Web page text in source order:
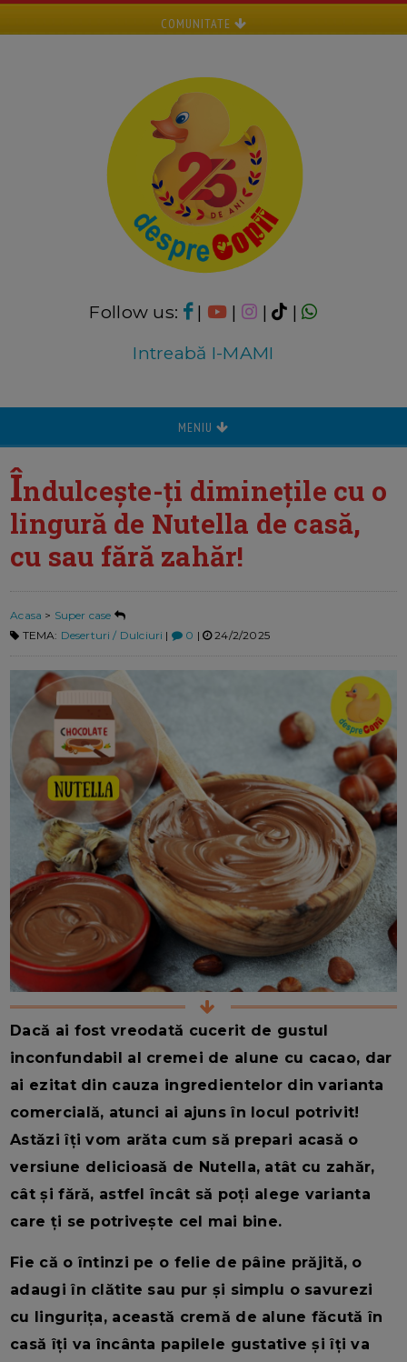
COMUNITATE
Follow us: | | |
|
Intreabă I-MAMI
MENIU
Îndulcește-ți diminețile cu o
lingură de Nutella de casă,
cu sau fără zahăr!
Acasa > Super case
TEMA: Deserturi / Dulciuri | 0 | 24/2/2025
Dacă ai fost vreodată cucerit de gustul
inconfundabil al cremei de alune cu cacao, dar
ai ezitat din cauza ingredientelor din varianta
comercială, atunci ai ajuns în locul potrivit!
Astăzi îți vom arăta cum să prepari acasă o
versiune delicioasă de Nutella, atât cu zahăr,
cât și fără, astfel încât să poți alege varianta
care ți se potrivește cel mai bine.
Fie că o întinzi pe o felie de pâine prăjită, o
adaugi în clătite sau pur și simplu o savurezi
cu lingurița, această cremă de alune făcută în
casă îți va încânta papilele gustative și îți va